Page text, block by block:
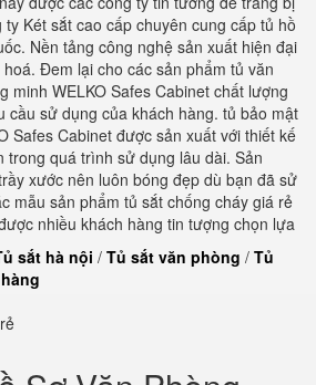
Két sắt cao cấp chuyên cung cấp tủ hồ
Nền tảng công nghệ sản xuất hiện đại
Đem lại cho các sản phẩm tủ văn
minh WELKO Safes Cabinet chất lượng
cầu sử dụng của khách hàng. tủ bảo mật
Safes Cabinet được sản xuất với thiết kế
trong quá trình sử dụng lâu dài. Sản
xước nên luôn bóng đẹp dù bạn đã sử
mẫu sản phẩm tủ sắt chống cháy giá rẻ
nhiều khách hàng tin tượng chọn lựa
sắt hà nội / Tủ sắt văn phòng / Tủ